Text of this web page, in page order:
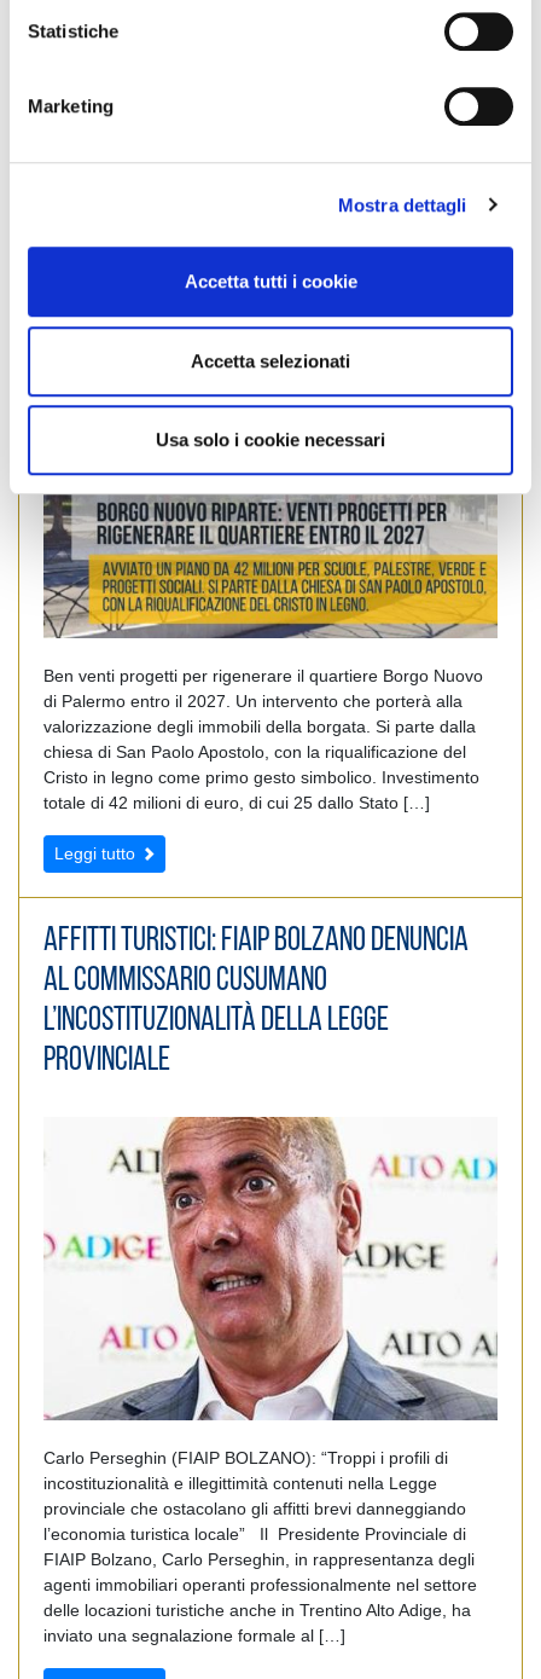
Statistiche
Marketing
Mostra dettagli
Accetta tutti i cookie
Accetta selezionati
Usa solo i cookie necessari
FIAIP PALERMO. VENTI PROGETTI PER
RIGENERARE IL QUARTIERE BORGO NUOVO DI
PALERMO
Ben venti progetti per rigenerare il quartiere Borgo Nuovo
di Palermo entro il 2027. Un intervento che porterà alla
valorizzazione degli immobili della borgata. Si parte dalla
chiesa di San Paolo Apostolo, con la riqualificazione del
Cristo in legno come primo gesto simbolico. Investimento
totale di 42 milioni di euro, di cui 25 dallo Stato […]
Leggi tutto
Affitti turistici: FIAIP Bolzano denuncia
al Commissario Cusumano
l’incostituzionalità della Legge
Provinciale
Carlo Perseghin (FIAIP BOLZANO): “Troppi i profili di
incostituzionalità e illegittimità contenuti nella Legge
provinciale che ostacolano gli affitti brevi danneggiando
l’economia turistica locale” Il Presidente Provinciale di
FIAIP Bolzano, Carlo Perseghin, in rappresentanza degli
agenti immobiliari operanti professionalmente nel settore
delle locazioni turistiche anche in Trentino Alto Adige, ha
inviato una segnalazione formale al […]